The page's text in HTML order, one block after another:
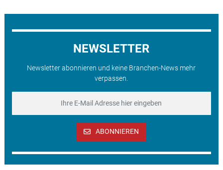
NEWSLETTER
Newsletter abonnieren und keine Branchen-News mehr
verpassen.
ABONNIEREN